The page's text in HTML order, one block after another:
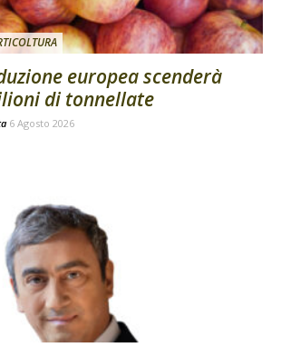
europea scenderà
di tonnellate
6 Agosto 2026